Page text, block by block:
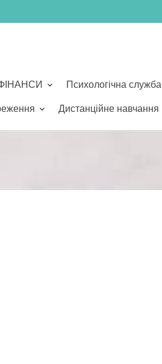
Психологічна служба
Дистанційне навчання